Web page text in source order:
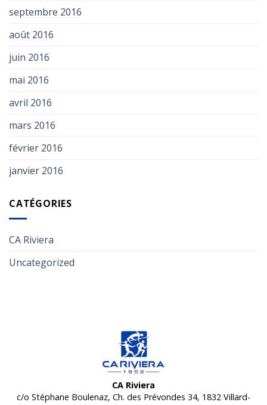
septembre 2016
août 2016
juin 2016
mai 2016
avril 2016
mars 2016
février 2016
janvier 2016
CATÉGORIES
CA Riviera
Uncategorized
CA Riviera
c/o Stéphane Boulenaz, Ch. des Prévondes 34, 1832 Villard-